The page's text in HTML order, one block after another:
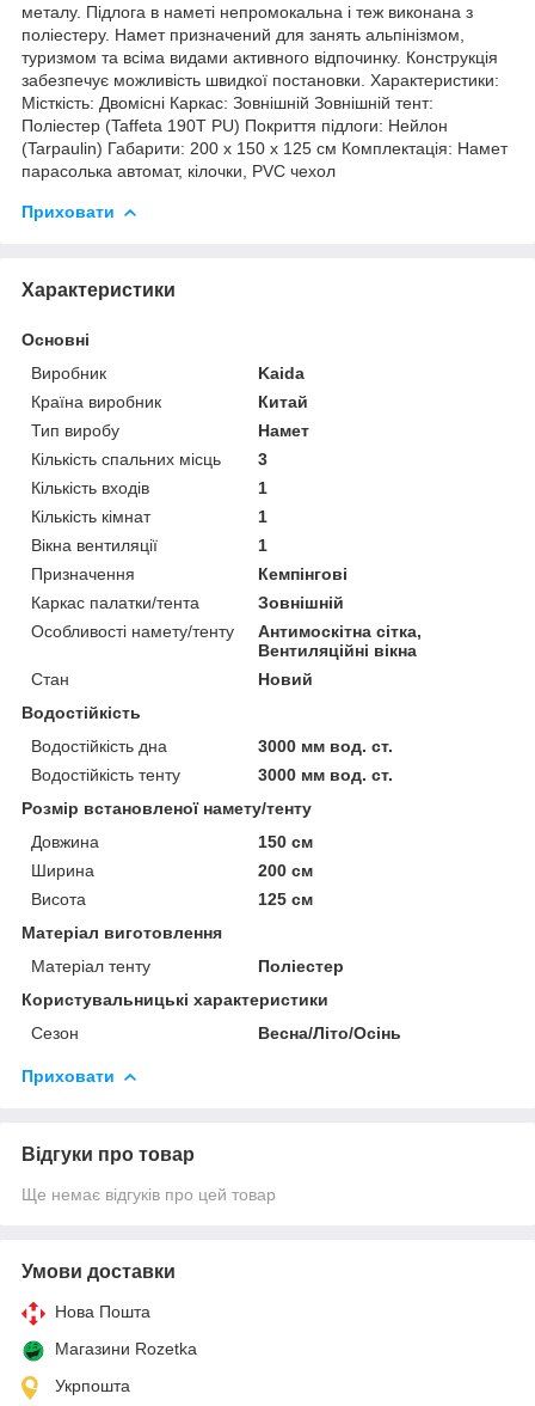
металу. Підлога в наметі непромокальна і теж виконана з
поліестеру. Намет призначений для занять альпінізмом,
туризмом та всіма видами активного відпочинку. Конструкція
забезпечує можливість швидкої постановки. Характеристики:
Місткість: Двомісні Каркас: Зовнішній Зовнішній тент:
Поліестер (Taffeta 190T PU) Покриття підлоги: Нейлон
(Tarpaulin) Габарити: 200 х 150 х 125 см Комплектація: Намет
парасолька автомат, кілочки, PVC чехол
Приховати
Характеристики
Основні
Виробник
Kaida
Країна виробник
Китай
Тип виробу
Намет
Кількість спальних місць
3
Кількість входів
1
Кількість кімнат
1
Вікна вентиляції
1
Призначення
Кемпінгові
Каркас палатки/тента
Зовнішній
Особливості намету/тенту
Антимоскітна сітка,
Вентиляційні вікна
Стан
Новий
Водостійкість
Водостійкість дна
3000 мм вод. ст.
Водостійкість тенту
3000 мм вод. ст.
Розмір встановленої намету/тенту
Довжина
150 см
Ширина
200 см
Висота
125 см
Матеріал виготовлення
Матеріал тенту
Поліестер
Користувальницькі характеристики
Сезон
Весна/Літо/Осінь
Приховати
Відгуки про товар
Ще немає відгуків про цей товар
Умови доставки
Нова Пошта
Магазини Rozetka
Укрпошта